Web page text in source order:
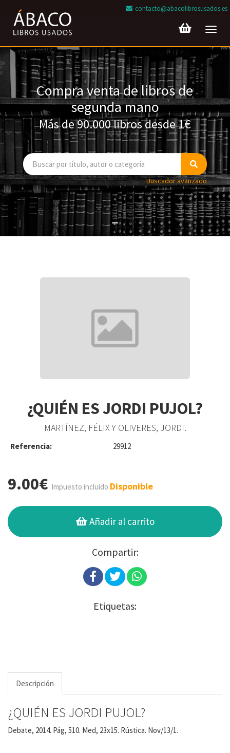
contacto@abacolibrosusados.es
Compra venta de libros de
segunda mano
Más de 90.000 libros desde 1€
Buscador avanzado
¿QUIÉN ES JORDI PUJOL?
MARTÍNEZ, FÉLIX Y OLIVERES, JORDI.
Referencia: 29912
9.00€ Impuesto incluido Disponible
Añadir al carrito
Compartir:
Etiquetas:
Descripción
¿QUIÉN ES JORDI PUJOL?
Debate, 2014. Pág, 510. Med, 23x15. Rústica. Nov/13/1.